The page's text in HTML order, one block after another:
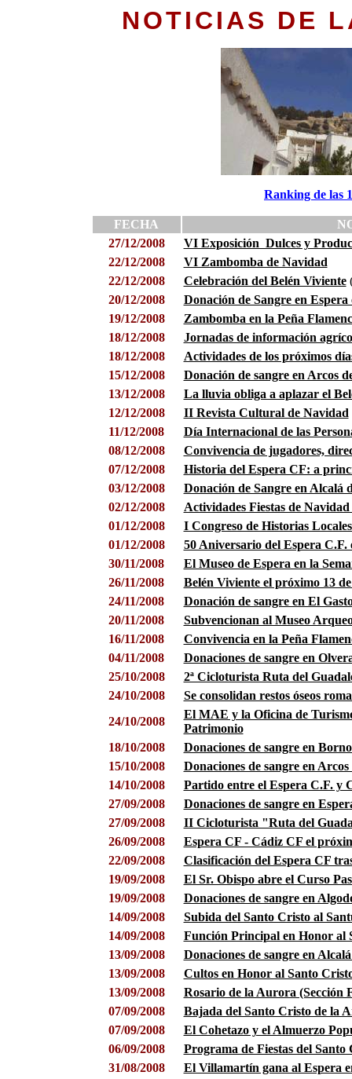
NOTICIAS DE
Ranking de las
FECHA
27/12/2008
VI Exposición Dulces y
22/12/2008
VI Zambomba de Navidad
22/12/2008
Celebración del Belén Viviente(
20/12/2008
Donación de Sangre en
19/12/2008
Zambomba en la Peña
18/12/2008
Jornadas de información
18/12/2008
Actividades de los próximos
15/12/2008
Donación de sangre en Arcos
13/12/2008
La lluvia obliga a aplazar el
12/12/2008
II Revista Cultural de Navidad
11/12/2008
Día Internacional de las
08/12/2008
Convivencia de jugadores,
07/12/2008
Historia del Espera CF: a
03/12/2008
Donación de Sangre en Alcalá
02/12/2008
Actividades Fiestas de Navidad
01/12/2008
I Congreso de Historias
01/12/2008
50 Aniversario del Espera
30/11/2008
El Museo de Espera en la
26/11/2008
Belén Viviente el próximo 13
24/11/2008
Donación de sangre en El
20/11/2008
Subvencionan al Museo
16/11/2008
Convivencia en la Peña
04/11/2008
Donaciones de sangre en
25/10/2008
2ª Cicloturista Ruta del
24/10/2008
Se consolidan restos óseos
24/10/2008
El MAE y la Oficina de
Patrimonio
18/10/2008
Donaciones de sangre en
15/10/2008
Donaciones de sangre en
14/10/2008
Partido entre el Espera C.F. y
27/09/2008
Donaciones de sangre en
27/09/2008
II Cicloturista "Ruta del
26/09/2008
Espera CF - Cádiz CF el
22/09/2008
Clasificación del Espera CF
19/09/2008
El Sr. Obispo abre el Curso
19/09/2008
Donaciones de sangre en
14/09/2008
Subida del Santo Cristo al
14/09/2008
Función Principal en Honor al
13/09/2008
Donaciones de sangre en
13/09/2008
Cultos en Honor al Santo
13/09/2008
Rosario de la Aurora (Sección
07/09/2008
Bajada del Santo Cristo de la
07/09/2008
El Cohetazo y el Almuerzo
06/09/2008
Programa de Fiestas del Santo
31/08/2008
El Villamartín gana al Espera